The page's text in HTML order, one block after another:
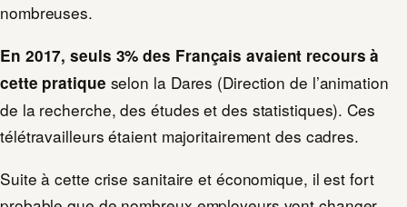
nombreuses.
En 2017, seuls 3% des Français avaient recours à
cette pratique selon la Dares (Direction de l’animation
de la recherche, des études et des statistiques). Ces
télétravailleurs étaient majoritairement des cadres.
Suite à cette crise sanitaire et économique, il est fort